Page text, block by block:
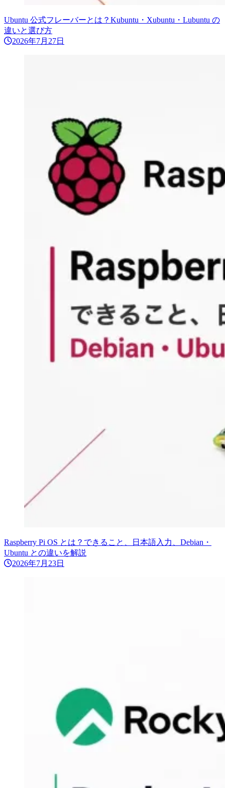
Ubuntu 公式フレーバーとは？Kubuntu・Xubuntu・Lubuntu の
違いと選び方
2026年7月27日
Raspberry Pi OS とは？できること、日本語入力、Debian・
Ubuntu との違いを解説
2026年7月23日